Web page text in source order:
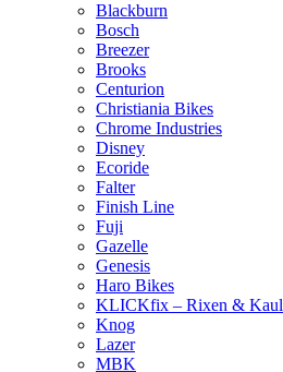
Blackburn
Bosch
Breezer
Brooks
Centurion
Christiania Bikes
Chrome Industries
Disney
Ecoride
Falter
Finish Line
Fuji
Gazelle
Genesis
Haro Bikes
KLICKfix – Rixen & Kaul
Knog
Lazer
MBK